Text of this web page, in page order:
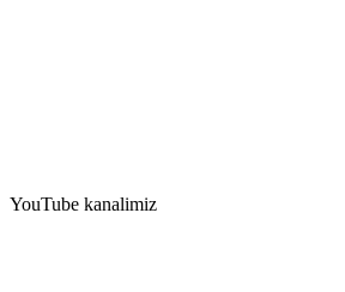
YouTube kanalimiz